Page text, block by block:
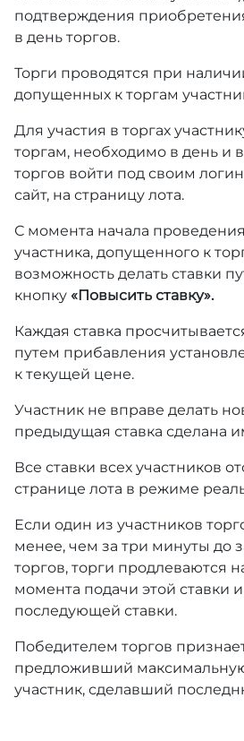
подтверждения
в день торгов.
Торги проводятся при
допущенных к торгам
Для участия в торгах
торгам, необходимо в день и
торгов войти под своим
сайт, на страницу лота.
С момента начала
участника, допущенного к
возможность делать ставки
кнопку «Повысить ставку».
Каждая ставка
путем прибавления
к текущей цене.
Участник не вправе делать
предыдущая ставка сделана
Все ставки всех участников
странице лота в режиме
Если один из участников
менее, чем за три минуты до
торгов, торги продлеваются
момента подачи этой ставки
последующей ставки.
Победителем торгов
предложивший максимальную
участник, сделавший